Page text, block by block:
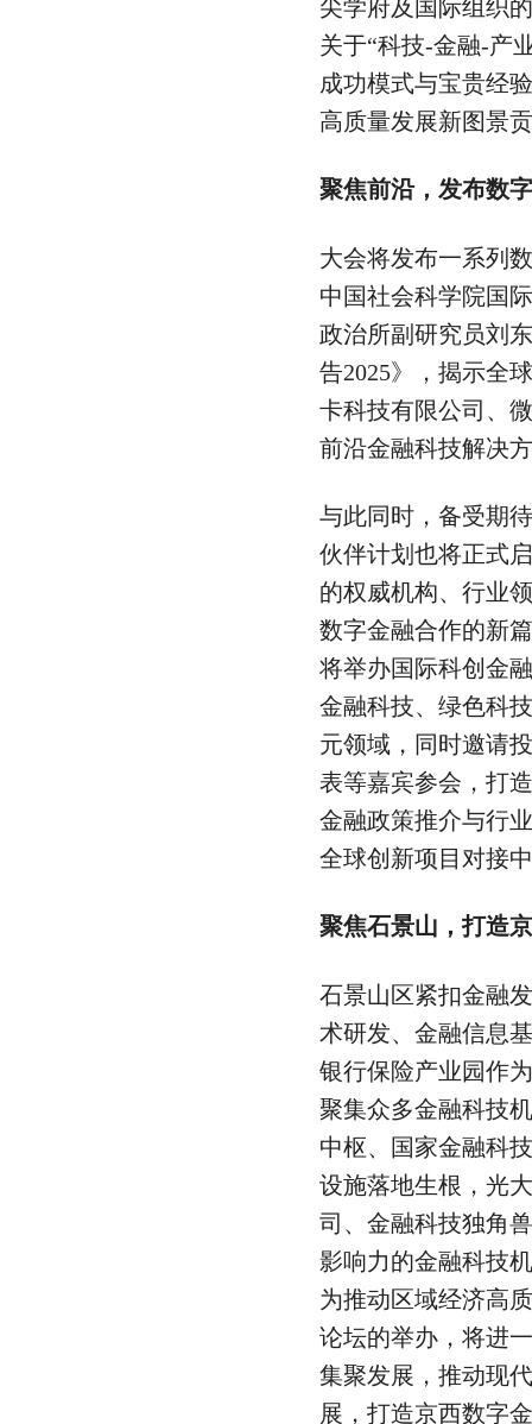
尖学府及国际组织
关于“科技-金融-产
成功模式与宝贵经
高质量发展新图景
聚焦前沿，发布数
大会将发布一系列
中国社会科学院国
政治所副研究员刘
告2025》，揭示全
卡科技有限公司、
前沿金融科技解决
与此同时，备受期
伙伴计划也将正式
的权威机构、行业
数字金融合作的新
将举办国际科创金
金融科技、绿色科
元领域，同时邀请
表等嘉宾参会，打
金融政策推介与行
全球创新项目对接
聚焦石景山，打造
石景山区紧扣金融
术研发、金融信息
银行保险产业园作
聚集众多金融科技
中枢、国家金融科
设施落地生根，光
司、金融科技独角
影响力的金融科技
为推动区域经济高
论坛的举办，将进
集聚发展，推动现
展，打造京西数字